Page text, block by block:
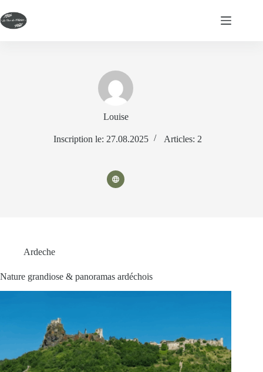
Louise
Inscription le: 27.08.2025 Articles: 2
Ardeche
Nature grandiose & panoramas ardéchois